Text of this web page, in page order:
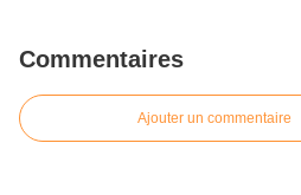
Commentaires
Ajouter un commentaire